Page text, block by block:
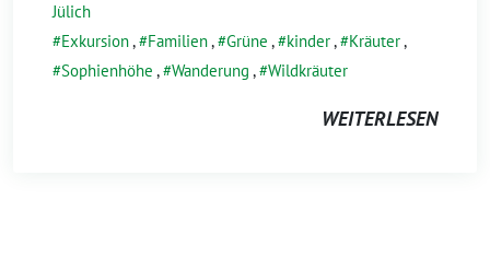
Jülich
Exkursion, Familien, Grüne , kinder, Kräuter,
Sophienhöhe , Wanderung , Wildkräuter
WEITERLESEN